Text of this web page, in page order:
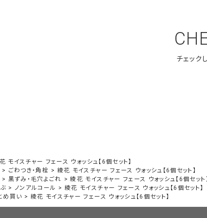
モイスチャー フェース ウォッシュ【6個セット】
> ごわつき・角栓 > 綾花 モイスチャー フェース ウォッシュ【6個セット】
> 黒ずみ・毛穴よごれ >綾花 モイスチャー フェース ウォッシュ【6個セット】
> ノンアルコール >綾花 モイスチャー フェース ウォッシュ【6個セット】
め買い > 綾花 モイスチャー フェース ウォッシュ【6個セット】